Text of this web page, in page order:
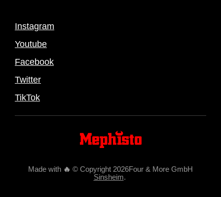
Instagram
Youtube
Facebook
Twitter
TikTok
Made with 🔥 © Copyright 2026Four & More GmbH
Sinsheim.